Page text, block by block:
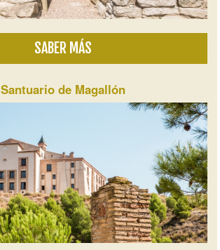
SABER MÁS
Santuario de Magallón